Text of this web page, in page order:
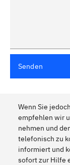
Senden
Wenn Sie
empfehlen wir
nehmen und
telefonisch zu
informiert und
sofort zur Hilfe